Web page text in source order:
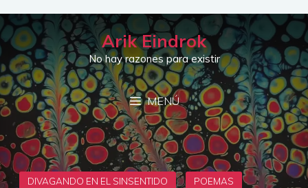
Saltar
al
contenido
Arik Eindrok
No hay razones para existir
MENÚ